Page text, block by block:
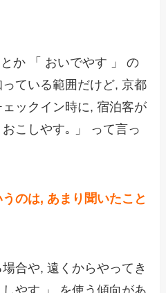
か 「 おいでやす 」 の
ている範囲だけど, 京都
ックイン時に, 宿泊客が
こしやす｡ 」 って言っ
うのは, あまり聞いたこと
合や, 遠くからやってき
やす 」 を使う傾向があ